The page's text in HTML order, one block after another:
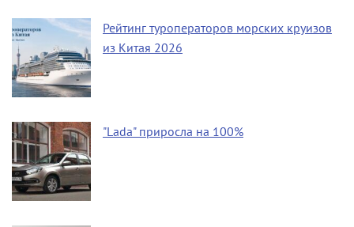
Рейтинг туроператоров морских круизов
из Китая 2026
"Lada" приросла на 100%